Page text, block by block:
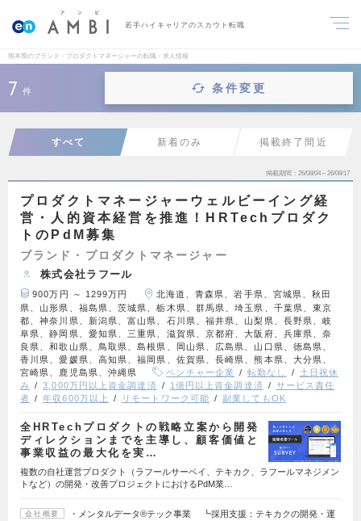
若手ハイキャリアのスカウト転職
熊本県のブランド・プロダクトマネージャーの転職・求人情報
7 件 条件変更
すべて 新着のみ 掲載終了間近
掲載期間 26/08/04～26/08/17
プロダクトマネージャーウェルビーイング経
営・人的資本経営を推進！HRTechプロダク
トのPdM募集
ブランド・プロダクトマネージャー
株式会社ラフール
900万円 ～ 1299万円
北海道、青森県、岩手県、宮城県、秋田
県、山形県、福島県、茨城県、栃木県、群馬県、埼玉県、千葉県、東京
都、神奈川県、新潟県、富山県、石川県、福井県、山梨県、長野県、岐
阜県、静岡県、愛知県、三重県、滋賀県、京都府、大阪府、兵庫県、奈
良県、和歌山県、鳥取県、島根県、岡山県、広島県、山口県、徳島県、
香川県、愛媛県、高知県、福岡県、佐賀県、長崎県、熊本県、大分県、
宮崎県、鹿児島県、沖縄県
ベンチャー企業 転勤なし
土日祝休
み
3,000万円以上資金調達済 1億円以上資金調達済
サービス責任
者
年収600万以上 リモートワーク可能 副業してもOK
全HRTechプロダクトの戦略立案から開発
ディレクションまでを主導し、顧客価値と
事業収益の最大化を実…
複数の自社運営プロダクト（ラフールサーベイ、テキカク、ラフールマネジメン
トなど）の開発・改善プロジェクトにおけるPdM業…
会社概要
・メンタルデータ®テック事業 ┗採用支援：テキカクの開発・運